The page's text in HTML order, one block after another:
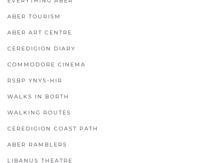
ABER TOURISM
ABER ART CENTRE
CEREDIGION DIARY
COMMODORE CINEMA
RSBP YNYS-HIR
WALKS IN BORTH
WALKING ROUTES
CEREDIGION COAST PATH
ABER RAMBLERS
LIBANUS THEATRE